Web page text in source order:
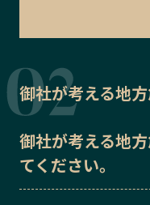
御社が考える地
御社が考える地
てください。